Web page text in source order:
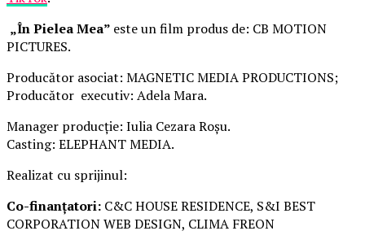
„În Pielea Mea” este un film produs de: CB MOTION
PICTURES.
Producător asociat: MAGNETIC MEDIA PRODUCTIONS;
Producător executiv: Adela Mara.
Manager producție: Iulia Cezara Roșu.
Casting: ELEPHANT MEDIA.
Realizat cu sprijinul:
Co-finanțatori: C&C HOUSE RESIDENCE, S&I BEST
CORPORATION WEB DESIGN, CLIMA FREON